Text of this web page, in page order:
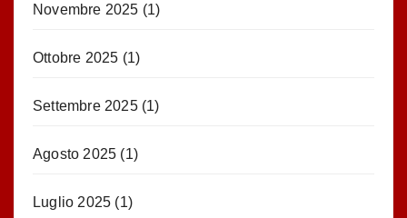
Novembre 2025 (1)
Ottobre 2025 (1)
Settembre 2025(1)
Agosto 2025 (1)
Luglio 2025 (1)